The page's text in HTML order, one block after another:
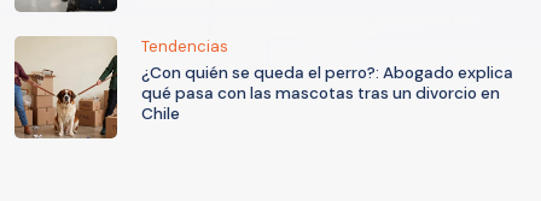
Tendencias
¿Con quién se queda el perro?: Abogado explica
qué pasa con las mascotas tras un divorcio en
Chile